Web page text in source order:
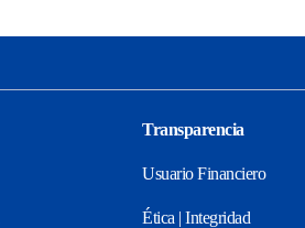
Transparencia
Usuario Financiero
Ética | Integridad